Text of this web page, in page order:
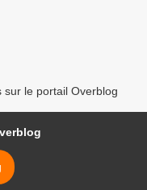
le portail Overblog